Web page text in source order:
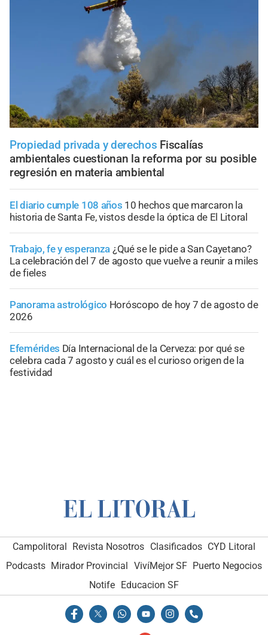
Propiedad privada y derechos Fiscalías
ambientales cuestionan la reforma por su posible
regresión en materia ambiental
El diario cumple 108 años 10 hechos que marcaron la
historia de Santa Fe, vistos desde la óptica de El Litoral
Trabajo, fe y esperanza ¿Qué se le pide a San Cayetano?
La celebración del 7 de agosto que vuelve a reunir a miles
de fieles
Panorama astrológico Horóscopo de hoy 7 de agosto de
2026
Efemérides Día Internacional de la Cerveza: por qué se
celebra cada 7 agosto y cuál es el curioso origen de la
festividad
Campolitoral Revista Nosotros Clasificados CYD Litoral
Podcasts Mirador Provincial VivíMejor SF Puerto Negocios
Notife Educacion SF